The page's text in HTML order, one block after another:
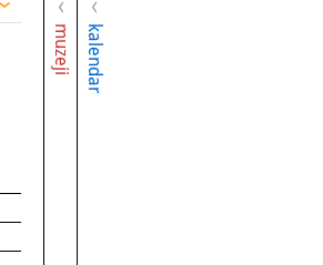
muzeji kalendar